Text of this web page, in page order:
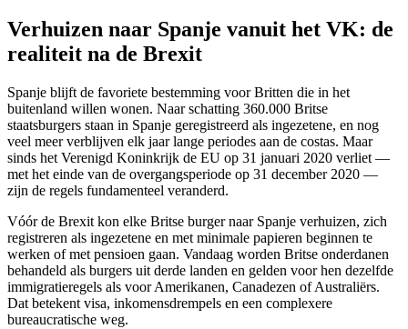
Verhuizen naar Spanje vanuit het VK: de
realiteit na de Brexit
Spanje blijft de favoriete bestemming voor Britten die in het
buitenland willen wonen. Naar schatting 360.000 Britse
staatsburgers staan in Spanje geregistreerd als ingezetene, en nog
veel meer verblijven elk jaar lange periodes aan de costas. Maar
sinds het Verenigd Koninkrijk de EU op 31 januari 2020 verliet —
met het einde van de overgangsperiode op 31 december 2020 —
zijn de regels fundamenteel veranderd.
Vóór de Brexit kon elke Britse burger naar Spanje verhuizen, zich
registreren als ingezetene en met minimale papieren beginnen te
werken of met pensioen gaan. Vandaag worden Britse onderdanen
behandeld als burgers uit derde landen en gelden voor hen dezelfde
immigratieregels als voor Amerikanen, Canadezen of Australiërs.
Dat betekent visa, inkomensdrempels en een complexere
bureaucratische weg.